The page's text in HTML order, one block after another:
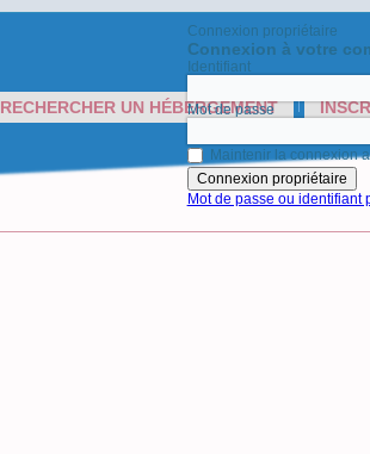
Connexion propriétaire
Connexion à votre
Identifiant
Mot de passe
Maintenir la connexion
Mot de passe ou identifiant
RECHERCHER UN HÉBERGEMENT